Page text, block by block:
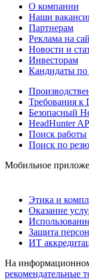
О компании
Наши
Партнерам
Реклама на
Новости и
Инвесторам
Кандидаты по
Требования к
Безопасный
HeadHunter
Поиск работы
Поиск по
Мобильное
Этика и
Оказание
Защита
ИТ
На
рекомендательные